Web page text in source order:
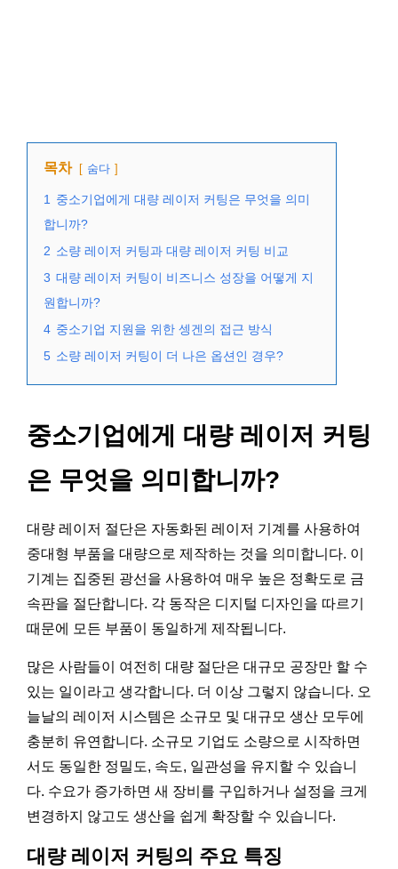
목차 숨다
1
중소기업에게 대량 레이저 커팅은 무엇을 의미
합니까?
2 소량 레이저 커팅과 대량 레이저 커팅 비교
3 대량 레이저 커팅이 비즈니스 성장을 어떻게 지
원합니까?
4 중소기업 지원을 위한 셍겐의 접근 방식
5 소량 레이저 커팅이 더 나은 옵션인 경우?
중소기업에게 대량 레이저 커팅
은 무엇을 의미합니까?
대량 레이저 절단은 자동화된 레이저 기계를 사용하여
중대형 부품을 대량으로 제작하는 것을 의미합니다. 이
기계는 집중된 광선을 사용하여 매우 높은 정확도로 금
속판을 절단합니다. 각 동작은 디지털 디자인을 따르기
때문에 모든 부품이 동일하게 제작됩니다.
많은 사람들이 여전히 대량 절단은 대규모 공장만 할 수
있는 일이라고 생각합니다. 더 이상 그렇지 않습니다. 오
늘날의 레이저 시스템은 소규모 및 대규모 생산 모두에
충분히 유연합니다. 소규모 기업도 소량으로 시작하면
서도 동일한 정밀도, 속도, 일관성을 유지할 수 있습니
다. 수요가 증가하면 새 장비를 구입하거나 설정을 크게
변경하지 않고도 생산을 쉽게 확장할 수 있습니다.
대량 레이저 커팅의 주요 특징